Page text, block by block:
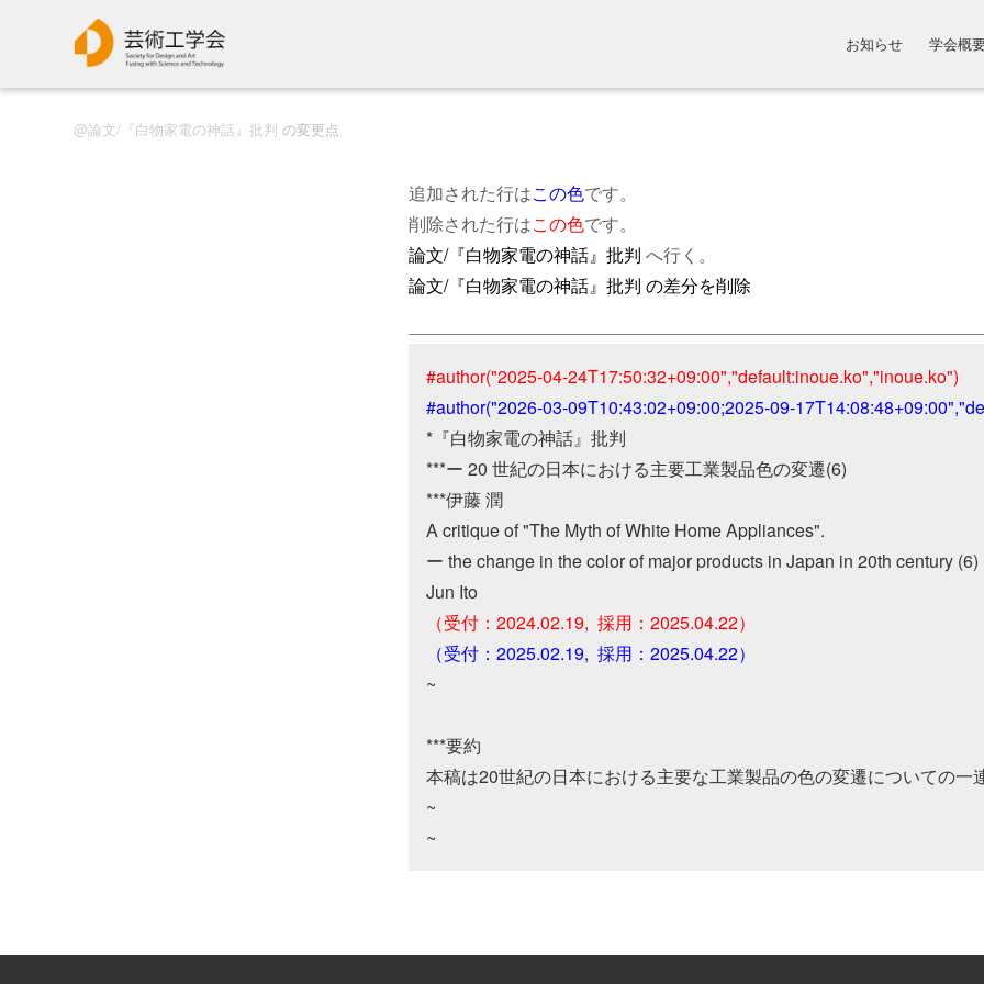
論文/『白物家電の神話』批判 の変更点
お知らせ 学会概
追加された行はこの色です。
削除された行はこの色です。
論文/『白物家電の神話』批判 へ行く。
論文/『白物家電の神話』批判 の差分を削除
#author("2025-04-24T17:50:32+09:00","default:inoue.ko","inoue.ko")
#author("2026-03-09T10:43:02+09:00;2025-09-
*『白物家電の神話』批判
***ー 20 世紀の日本における主要工業製品色の変遷(6)
***伊藤 潤
A critique of "The Myth of White Home Appliances".
ー the change in the color of major products in Japan in 20th century (6)
（受付：2024.02.19,  採用：2025.04.22）
（受付：2025.02.19,  採用：2025.04.22）
~
***要約
本稿は20世紀の日本における主要な工業製品の色の変遷についての
~